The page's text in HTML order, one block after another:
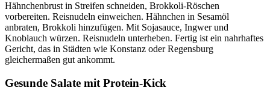
Hähnchenbrust in Streifen schneiden, Brokkoli-Röschen
vorbereiten. Reisnudeln einweichen. Hähnchen in Sesamöl
anbraten, Brokkoli hinzufügen. Mit Sojasauce, Ingwer und
Knoblauch würzen. Reisnudeln unterheben. Fertig ist ein nahrhaftes
Gericht, das in Städten wie Konstanz oder Regensburg
gleichermaßen gut ankommt.
Gesunde Salate mit Protein-Kick